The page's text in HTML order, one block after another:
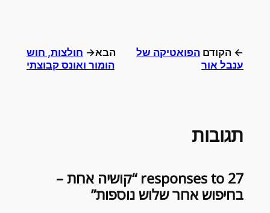
← הקודם הפואטיקה של
ענבל אור
הבא→ חולצות, חוש
הומור ואונס קבוצתי
תגובות
27 responses to “קושיה אחת –
בחיפוש אחר שלוש נוספות”